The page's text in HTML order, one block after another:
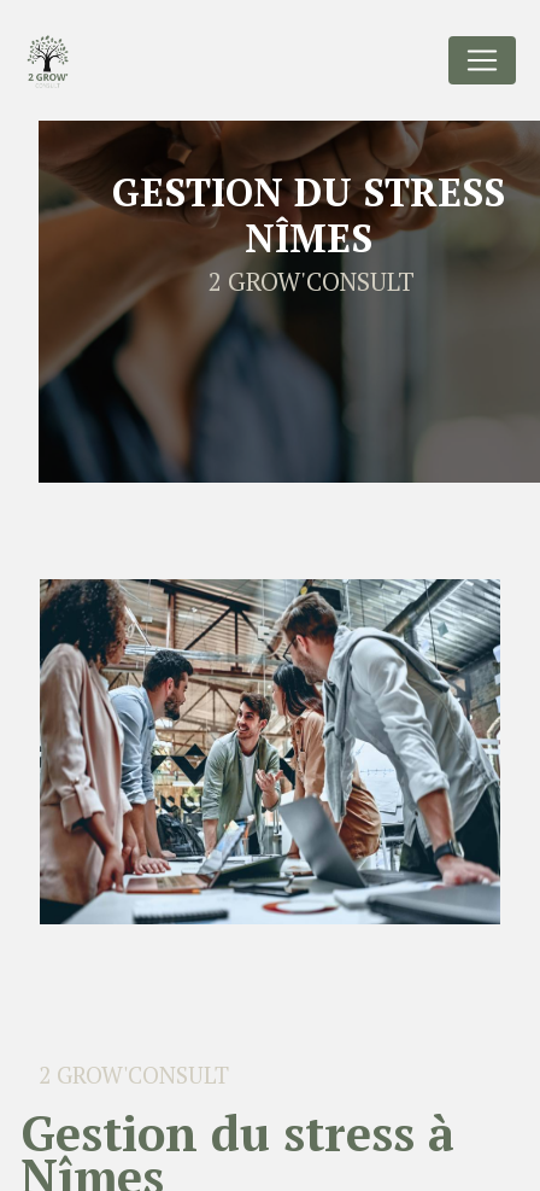
GESTION DU STRESS
NÎMES
2 GROW'CONSULT
2 GROW'CONSULT
gestion du stress à
Nîmes